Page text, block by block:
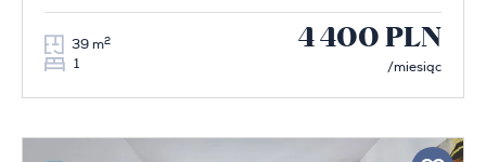
39 m2
1
4 400 PLN
/miesiąc